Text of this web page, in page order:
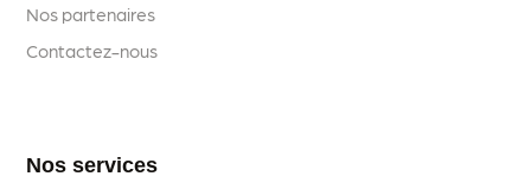
Nos partenaires
Contactez-nous
Nos services